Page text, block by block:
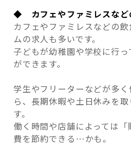
◆ カフェやファミレスなど
カフェやファミレスなどの
ムの求人も多いです。
子どもが幼稚園や学校に行
ができます。
学生やフリーターなどが多
ら、長期休暇や土日休みを
す。
働く時間や店舗によっては
費を節約できる…かも。